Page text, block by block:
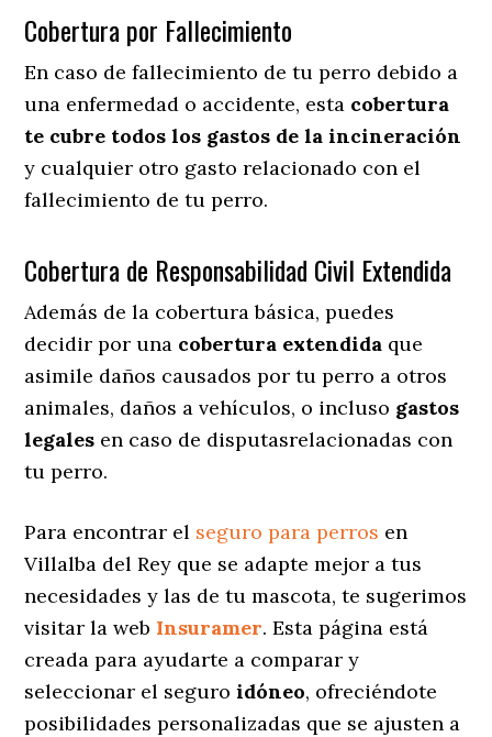
Cobertura por Fallecimiento
En caso de fallecimiento de tu perro debido a
una enfermedad o accidente, esta cobertura
te cubre todos los gastos de la incineración
y cualquier otro gasto relacionado con el
fallecimiento de tu perro.
Cobertura de Responsabilidad Civil Extendida
Además de la cobertura básica, puedes
decidir por una cobertura extendida que
asimile daños causados por tu perro a otros
animales, daños a vehículos, o incluso gastos
legales en caso de disputasrelacionadas con
tu perro.
Para encontrar el seguro para perros en
Villalba del Rey que se adapte mejor a tus
necesidades y las de tu mascota, te sugerimos
visitar la web Insuramer. Esta página está
creada para ayudarte a comparar y
seleccionar el seguroidóneo, ofreciéndote
posibilidades personalizadas que se ajusten a